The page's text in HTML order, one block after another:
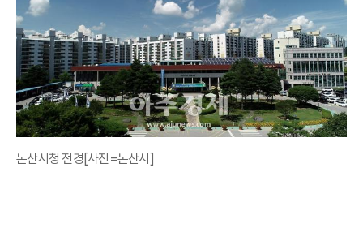
논산시청 전경[사진=논산시]